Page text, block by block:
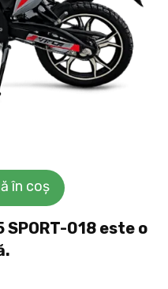
în coș
018 este o